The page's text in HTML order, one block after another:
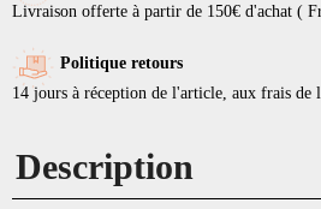
Livraison offerte à partir de 150€ d'achat (
Politique retours
14 jours à réception de l'article, aux frais de
Description